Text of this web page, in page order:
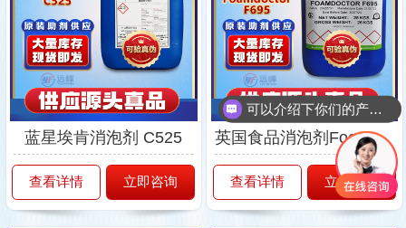
蓝星埃肯消泡剂 C525
查看详情 立即咨询
英国食品消泡剂Foamdoctor®F695
查看详情 立即咨询
你们是怎么收费的呢